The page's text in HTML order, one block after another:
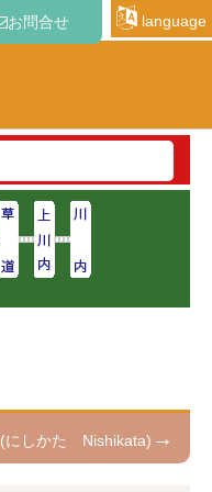
お問合せ language
(にしかた Nishikata) →